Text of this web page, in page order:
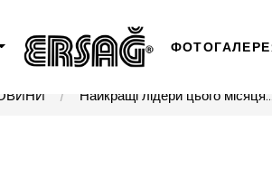
Найкращі лідери цього місяця...